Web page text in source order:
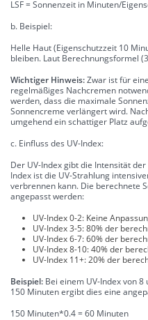
LSF = Sonnenzeit in Minuten/
b. Beispiel:
Helle Haut (Eigenschutzzeit 10
bleiben. Laut Berechnungsformel
Wichtiger Hinweis:Zwar ist für
regelmäßiges Nachcremen
werden, dass die maximale
Sonnencreme verlängert wird.
umgehend ein schattiger Platz
c. Einfluss des UV-Index:
Der UV-Index gibt die Intensität
Index ist die UV-Strahlung
verbrennen kann. Die berechnete
angepasst werden:
UV-Index 0-2: Keine
UV-Index 3-5: 80% der
UV-Index 6-7: 60% der
UV-Index 8-10: 40% der
UV-Index 11+: 20% der
Beispiel: Bei einem UV-Index von
150 Minuten ergibt dies eine
150 Minuten*0.4 = 60 Minuten